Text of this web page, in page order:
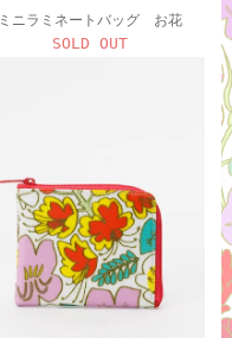
ミニラミネートバッグ お花
SOLD OUT